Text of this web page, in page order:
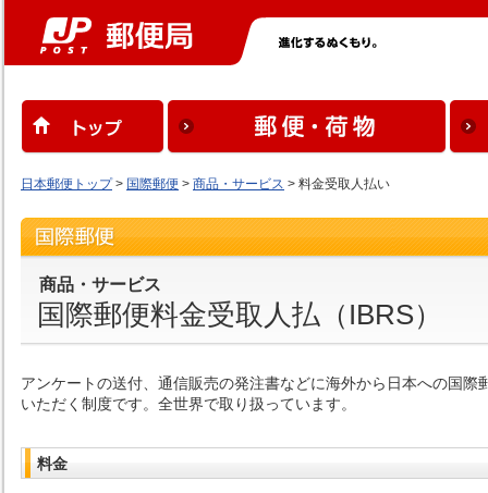
日本郵便トップ> 国際郵便 > 商品・サービス > 料金受取人払い
商品・サービス
国際郵便料金受取人払（IBRS）
アンケートの送付、通信販売の発注書などに海外から日本への国
いただく制度です。全世界で取り扱っています。
料金